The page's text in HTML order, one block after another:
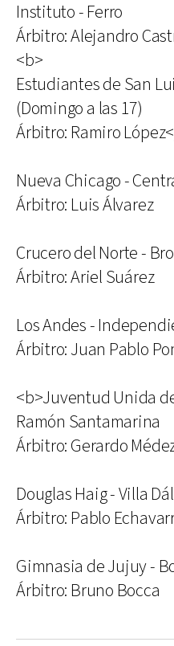
Instituto - Ferro
Árbitro: Alejandro
<b>
Estudiantes de San
(Domingo a las 17)
Árbitro: Ramiro
Nueva Chicago -
Árbitro: Luis Álvarez
Crucero del Norte -
Árbitro: Ariel Suárez
Los Andes -
Árbitro: Juan Pablo
<b>Juventud Unida
Ramón Santamarina
Árbitro: Gerardo
Douglas Haig - Villa
Árbitro: Pablo
Gimnasia de Jujuy -
Árbitro: Bruno Bocca